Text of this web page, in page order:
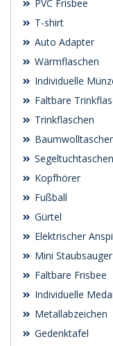
PVC Frisbee
T-shirt
Auto Adapter
Wärmflaschen
Individuelle
Faltbare
Trinkflaschen
Segeltuchtaschen
Kopfhörer
Fußball
Gürtel
Elektrischer
Mini Staubsauger
Faltbare Frisbee
Individuelle
Metallabzeichen
Gedenktafel